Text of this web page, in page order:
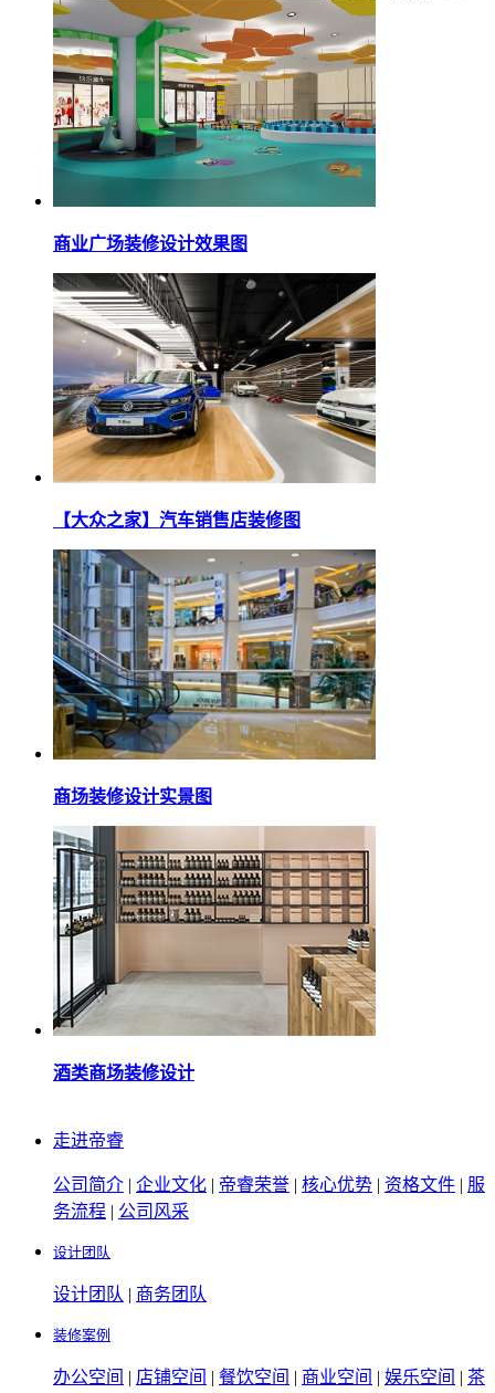
风格和装修...[2016-03-18]
商业广场装修设计效果图
【大众之家】汽车销售店装修图
商场装修设计实景图
酒类商场装修设计
走进帝睿
公司简介 | 企业文化 | 帝睿荣誉 | 核心优势 | 资格文件 | 服
务流程 | 公司风采
设计团队
设计团队 | 商务团队
装修案例
办公空间 | 店铺空间 | 餐饮空间 | 商业空间 | 娱乐空间 | 茶